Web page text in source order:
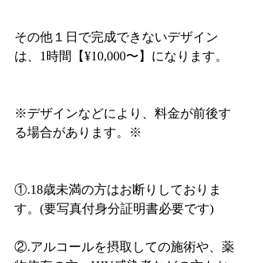
その他１日で完成できないデザイン
は、1時間【¥10,000〜】になります。
※デザインなどにより、料金が前後す
る場合があります。※
①.18歳未満の方はお断りしておりま
す。(要写真付身分証明書必要です)
②.アルコールを摂取しての施術や、薬